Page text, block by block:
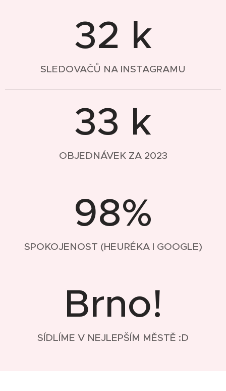
32 k
SLEDOVAČŮ NA INSTAGRAMU
33 k
OBJEDNÁVEK ZA 2023
98%
SPOKOJENOST (HEURÉKA I GOOGLE)
Brno!
SÍDLÍME V NEJLEPŠÍM MĚSTĚ :D